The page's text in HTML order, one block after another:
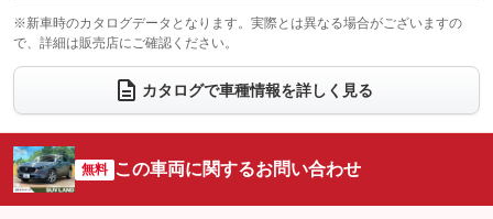
：装備なし ：装備あり
ウォークスルー
：装備なし
電動リアゲート フロントカメラ
：装備あり
：装備なし ：装備あり
サイドカメラ
：装備あり ルーフレール
：装備なし
：装備なし
：装備なし
※新車時のカタログデータとなります。実際とは異なる場合がございますの
で、詳細は販売店にご確認ください。
カタログで車種情報を詳しく見る
無料 この車両に関するお問い合わせ